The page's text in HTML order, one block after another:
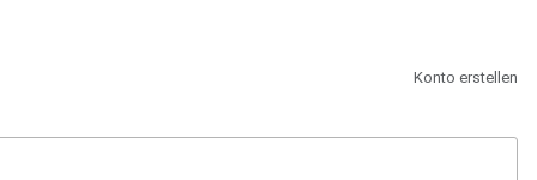
Konto erstellen